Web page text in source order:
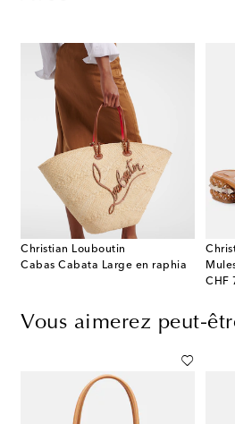
Christian Louboutin
Cabas Cabata Large en raphia
CHF
Vous aimerez peut-